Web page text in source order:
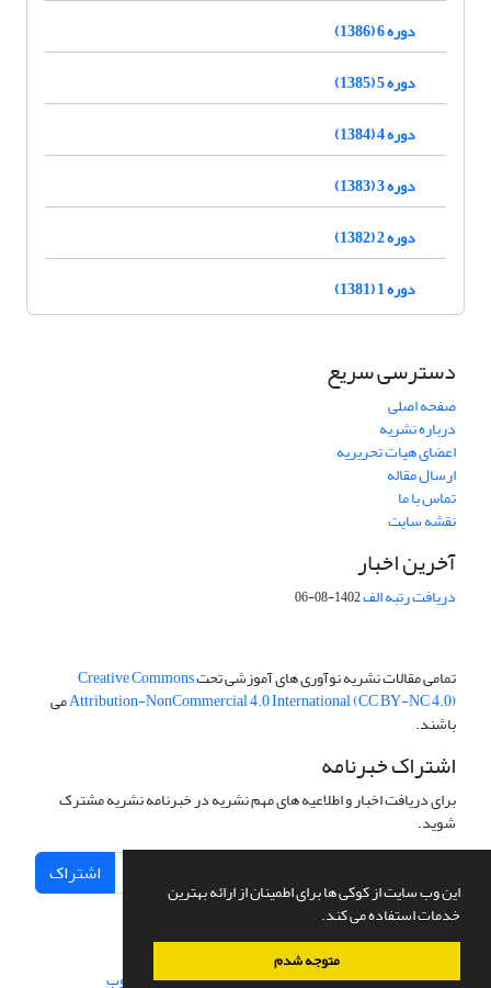
این وب سایت از کوکی ها برای اطمینان از ارائه بهترین
خدمات استفاده می کند.
متوجه شدم
دوره 6 (1386)
دوره 5 (1385)
دوره 4 (1384)
دوره 3 (1383)
دوره 2 (1382)
دوره 1 (1381)
دسترسی سریع
صفحه اصلی
درباره نشریه
اعضای هیات تحریریه
ارسال مقاله
تماس با ما
نقشه سایت
آخرین اخبار
دریافت رتبه الف1402-08-06
تمامی مقالات نشریه نوآوری های آموزشی تحتCreative Commons
Attribution-NonCommercial 4.0 International (CC BY-NC 4.0)می
باشند.
اشتراک خبرنامه
برای دریافت اخبار و اطلاعیه های مهم نشریه در خبرنامه نشریه مشترک
شوید.
اشتراک
سامانه مدیریت نشریات علمی.طراحی و پیاده سازی از سیناوب